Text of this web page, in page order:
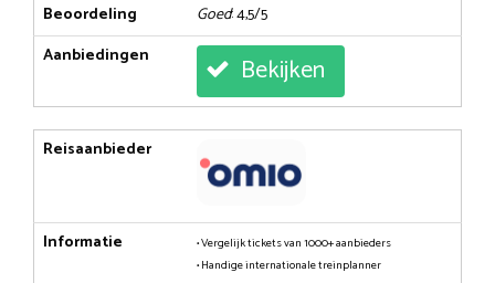
Beoordeling Goed: 4,5/5
Aanbiedingen
Bekijken
Reisaanbieder
Informatie
• Vergelijk tickets van 1000+ aanbieders
• Handige internationale treinplanner